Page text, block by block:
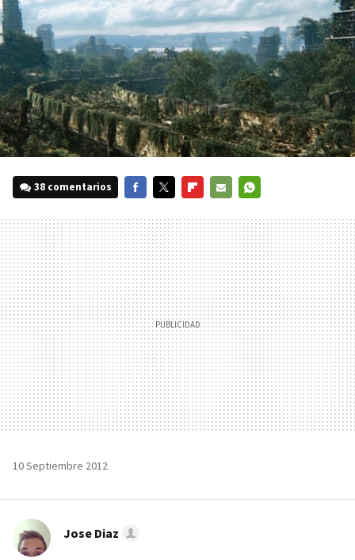
38 comentarios
MAIL
10 Septiembre 2012
Jose Diaz